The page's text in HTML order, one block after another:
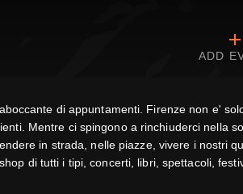
ADD
di appuntamenti. Firenze non e'
Mentre ci spingono a rinchiuderci nella
in strada, nelle piazze, vivere i nostri
di tutti i tipi, concerti, libri, spettacoli,